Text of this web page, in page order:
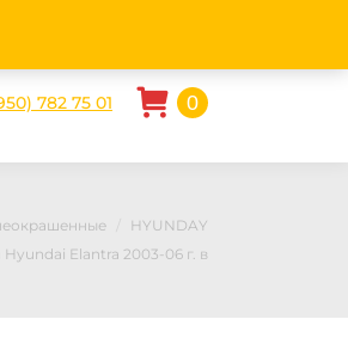
782 75 01 0
HYUNDAY
Elantra 2003-06 г. в